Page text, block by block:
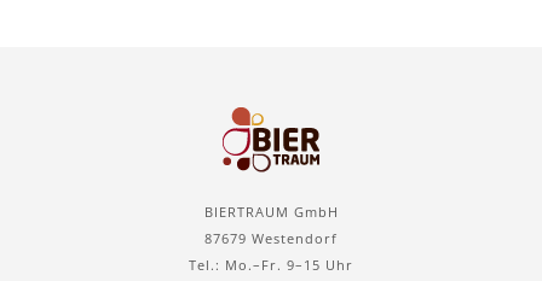
BIERTRAUM GmbH
87679 Westendorf
Tel.: Mo.–Fr. 9–15 Uhr